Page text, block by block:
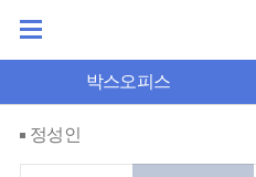
박스오피스
정성인